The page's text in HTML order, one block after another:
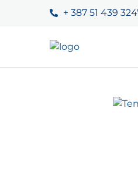
+ 387 51 439 324